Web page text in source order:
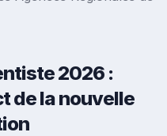
2026 :
de la nouvelle